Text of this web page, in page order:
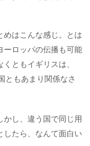
めはこんな感じ。とは
ロッパの伝播も可能
ともイギリスは、
ともあまり関係なさ
かし、違う国で同じ用
したら、なんて面白い